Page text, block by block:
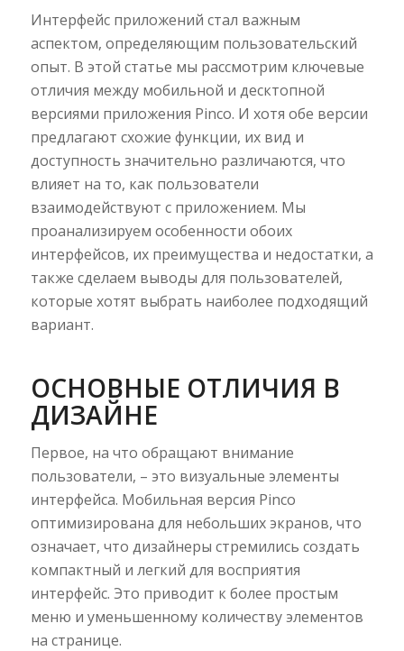
Интерфейс приложений стал важным
аспектом, определяющим пользовательский
опыт. В этой статье мы рассмотрим ключевые
отличия между мобильной и десктопной
версиями приложения Pinco. И хотя обе версии
предлагают схожие функции, их вид и
доступность значительно различаются, что
влияет на то, как пользователи
взаимодействуют с приложением. Мы
проанализируем особенности обоих
интерфейсов, их преимущества и недостатки, а
также сделаем выводы для пользователей,
которые хотят выбрать наиболее подходящий
вариант.
ОСНОВНЫЕ ОТЛИЧИЯ В
ДИЗАЙНЕ
Первое, на что обращают внимание
пользователи, – это визуальные элементы
интерфейса. Мобильная версия Pinco
оптимизирована для небольших экранов, что
означает, что дизайнеры стремились создать
компактный и легкий для восприятия
интерфейс. Это приводит к более простым
меню и уменьшенному количеству элементов
на странице.